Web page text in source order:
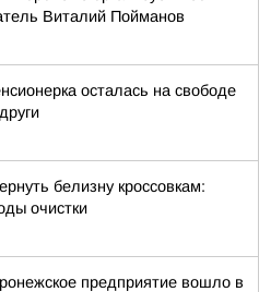
Виталий Пойманов
осталась на свободе
белизну кроссовкам:
очистки
предприятие вошло в